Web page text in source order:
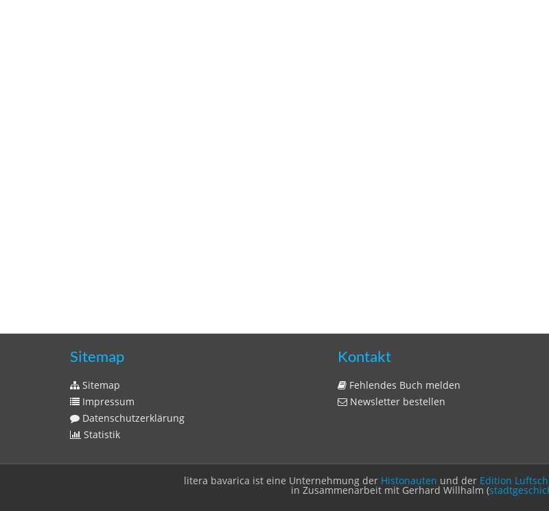
Sitemap
Sitemap
Impressum
Datenschutzerklärung
Statistik
Kontakt
Fehlendes Buch melden
Newsletter bestellen
litera bavarica ist eine Unternehmung der Histonauten und der Edition
in Zusammenarbeit mit Gerhard Willhalm (